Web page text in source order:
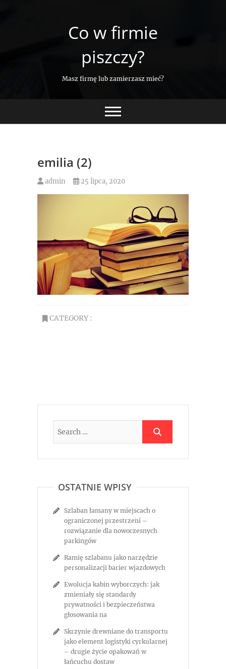
Co w firmie
piszczy?
Masz firmę lub zamierzasz mieć?
emilia (2)
admin 25 lipca, 2020
CATEGORY :
OSTATNIE WPISY
Szlaban łamany w miejscach o
ograniczonej przestrzeni –
rozwiązanie dla nowoczesnych
parkingów
Ramię szlabanu jako narzędzie
personalizacji barier wjazdowych
Ewolucja kabin wyborczych: jak
zmieniały się standardy
prywatności i bezpieczeństwa
głosowania na
Skrzynie drewniane do transportu
jako element logistyki cyrkularnej
– drugie życie opakowań w
łańcuchu dostaw